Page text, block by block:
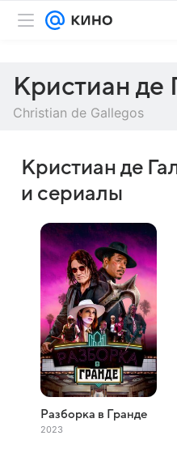
Кристиан де
Christian de Gallegos
Кристиан де
и сериалы
Разборка в Гранде
2023